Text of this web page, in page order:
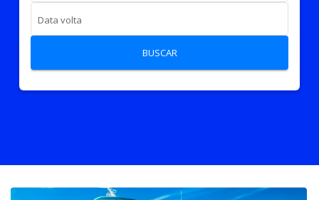
Data volta
BUSCAR